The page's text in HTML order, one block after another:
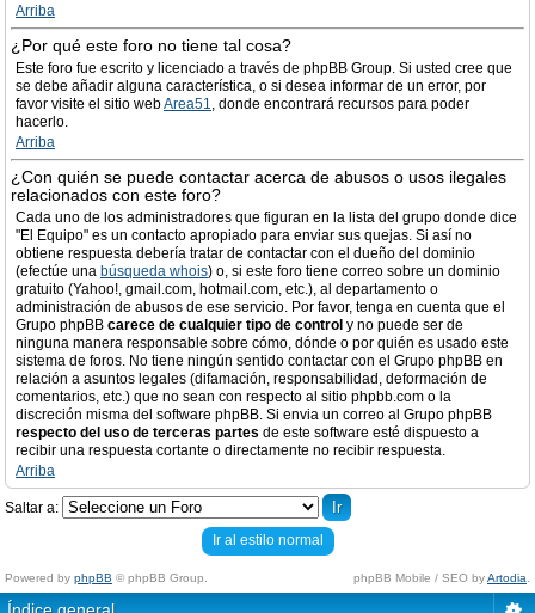
Arriba
¿Por qué este foro no tiene tal cosa?
Este foro fue escrito y licenciado a través de phpBB Group. Si usted cree que
se debe añadir alguna característica, o si desea informar de un error, por
favor visite el sitio webArea51, donde encontrará recursos para poder
hacerlo.
Arriba
¿Con quién se puede contactar acerca de abusos o usos ilegales
relacionados con este foro?
Cada uno de los administradores que figuran en la lista del grupo donde dice
"El Equipo" es un contacto apropiado para enviar sus quejas. Si así no
obtiene respuesta debería tratar de contactar con el dueño del dominio
(efectúe una búsqueda whois) o, si este foro tiene correo sobre un dominio
gratuito (Yahoo!, gmail.com, hotmail.com, etc.), al departamento o
administración de abusos de ese servicio. Por favor, tenga en cuenta que el
Grupo phpBB carece de cualquier tipo de control y no puede ser de
ninguna manera responsable sobre cómo, dónde o por quién es usado este
sistema de foros. No tiene ningún sentido contactar con el Grupo phpBB en
relación a asuntos legales (difamación, responsabilidad, deformación de
comentarios, etc.) que no sean con respecto al sitio phpbb.com o la
discreción misma del software phpBB. Si envia un correo al Grupo phpBB
respecto del uso de terceras partes de este software esté dispuesto a
recibir una respuesta cortante o directamente no recibir respuesta.
Arriba
Saltar a:
Ir al estilo normal
Powered by phpBB © phpBB Group. phpBB Mobile / SEO byArtodia